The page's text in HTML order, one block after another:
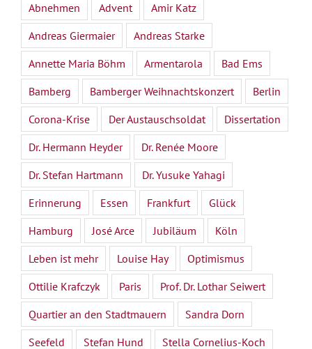
Abnehmen Advent
Amir Katz
Andreas Giermaier
Andreas Starke
Annette Maria Böhm
Armentarola
Bad Ems
Bamberg
Bamberger Weihnachtskonzert
Berlin
Corona-Krise
Der Austauschsoldat
Dissertation
Dr. Hermann Heyder
Dr. Renée Moore
Dr. Stefan Hartmann
Dr. Yusuke Yahagi
Erinnerung
Essen Frankfurt
Glück
Hamburg
José Arce Jubiläum
Köln
Leben ist mehr
Louise Hay
Optimismus
Ottilie Krafczyk
Paris
Prof. Dr. Lothar Seiwert
Quartier an den Stadtmauern
Sandra Dorn
Seefeld
Stefan Hund Stella Cornelius-Koch